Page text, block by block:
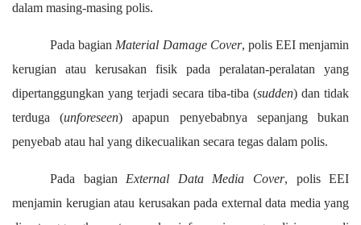
dalam masing-masing polis.
Padabagian Material Damage Cover, polis EEI menjamin
kerugian atau kerusakan fisik pada peralatan-peralatan yang
dipertanggungkan yang terjadi secara tiba-tiba (sudden) dan tidak
terduga (unforeseen) apapun penyebabnya sepanjang bukan
penyebab atau hal yang dikecualikan secara tegas dalam polis.
Pada bagian External Data Media Cover, polis EEI
menjamin kerugian atau kerusakan pada external data media yang